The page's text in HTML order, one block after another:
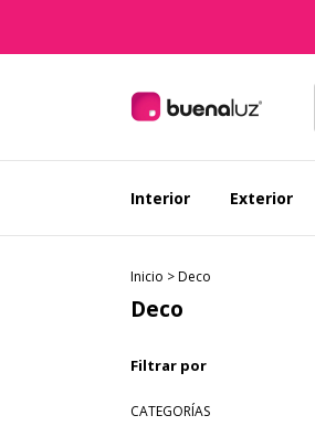
Interior Exterior
Inicio >Deco
Deco
Filtrar por
CATEGORÍAS